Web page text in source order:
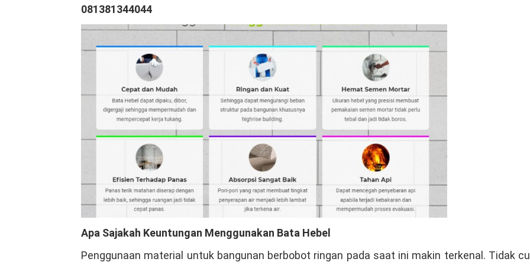
081381344044
Apa Sajakah Keuntungan Menggunakan Bata Hebel
Penggunaan material untuk bangunan berbobot ringan pada saat ini makin terkenal. Tidak